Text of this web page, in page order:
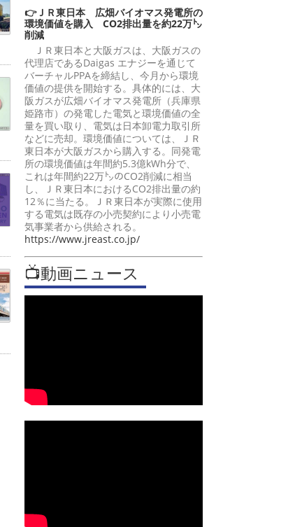
👉ＪＲ東日本 広畑バイオマス発電所の
環境価値を購入 CO2排出量を約22万㌧
削減
ＪＲ東日本と大阪ガスは、大阪ガスの
代理店であるDaigas エナジーを通じて
バーチャルPPAを締結し、今月から環境
価値の提供を開始する。具体的には、大
阪ガスが広畑バイオマス発電所（兵庫県
姫路市）の発電した電気と環境価値の全
量を買い取り、電気は日本卸電力取引所
などに売却。環境価値については、ＪＲ
東日本が大阪ガスから購入する。同発電
所の環境価値は年間約5.3億kWh分で、
これは年間約22万㌧のCO2削減に相当
し、ＪＲ東日本におけるCO2排出量の約
12％に当たる。ＪＲ東日本が実際に使用
する電気は既存の小売契約により小売電
気事業者から供給される。
https://www.jreast.co.jp/
📺動画ニュース